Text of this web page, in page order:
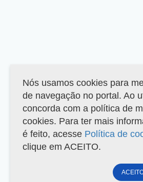
Nós usamos cookies para
de navegação no portal. Ao
concorda com a política de
cookies. Para ter mais
é feito, acesse Política de
clique em ACEITO.